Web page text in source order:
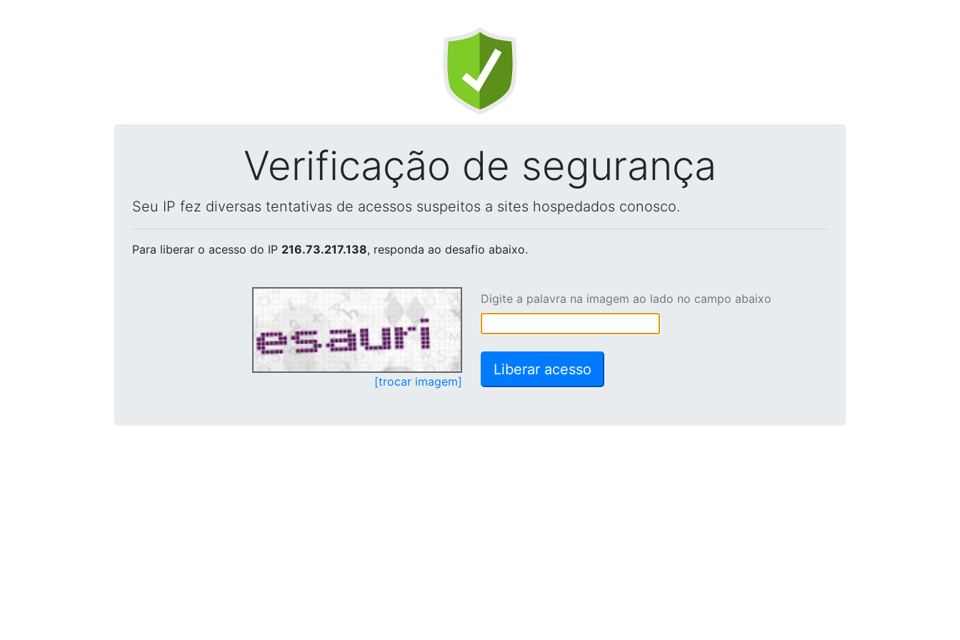
Verificação de segurança
Seu IP fez diversas tentativas de acessos suspeitos a sites hospedados conosco.
Para liberar o acesso do IP 216.73.217.138, responda ao desafio abaixo.
[trocar imagem]
Digite a palavra na imagem ao lado no campo abaixo